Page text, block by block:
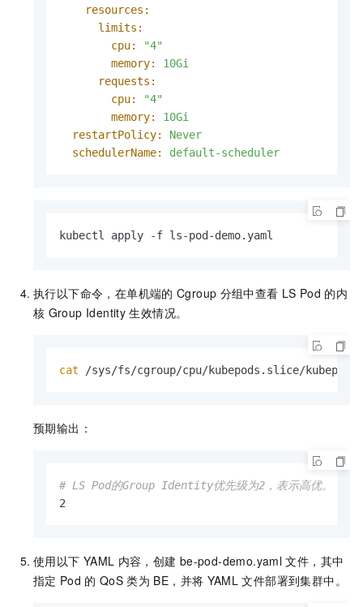
resources:
limits:
cpu:
"4"
memory:
10Gi
requests:
cpu:
"4"
memory:
10Gi
restartPolicy:
Never
schedulerName:
default-scheduler
kubectl apply -f ls-pod-demo.yaml
执行以下命令，在单机端的 Cgroup 分组中查看 LS Pod 的内
核 Group Identity 生效情况。
cat /sys/fs/cgroup/cpu/kubepods.slice/
预期输出：
# LS Pod的Group Identity优先级为2，表示高优。
2
使用以下 YAML 内容，创建 be-pod-demo.yaml 文件，其中
指定 Pod 的 QoS 类为 BE，并将 YAML 文件部署到集群中。